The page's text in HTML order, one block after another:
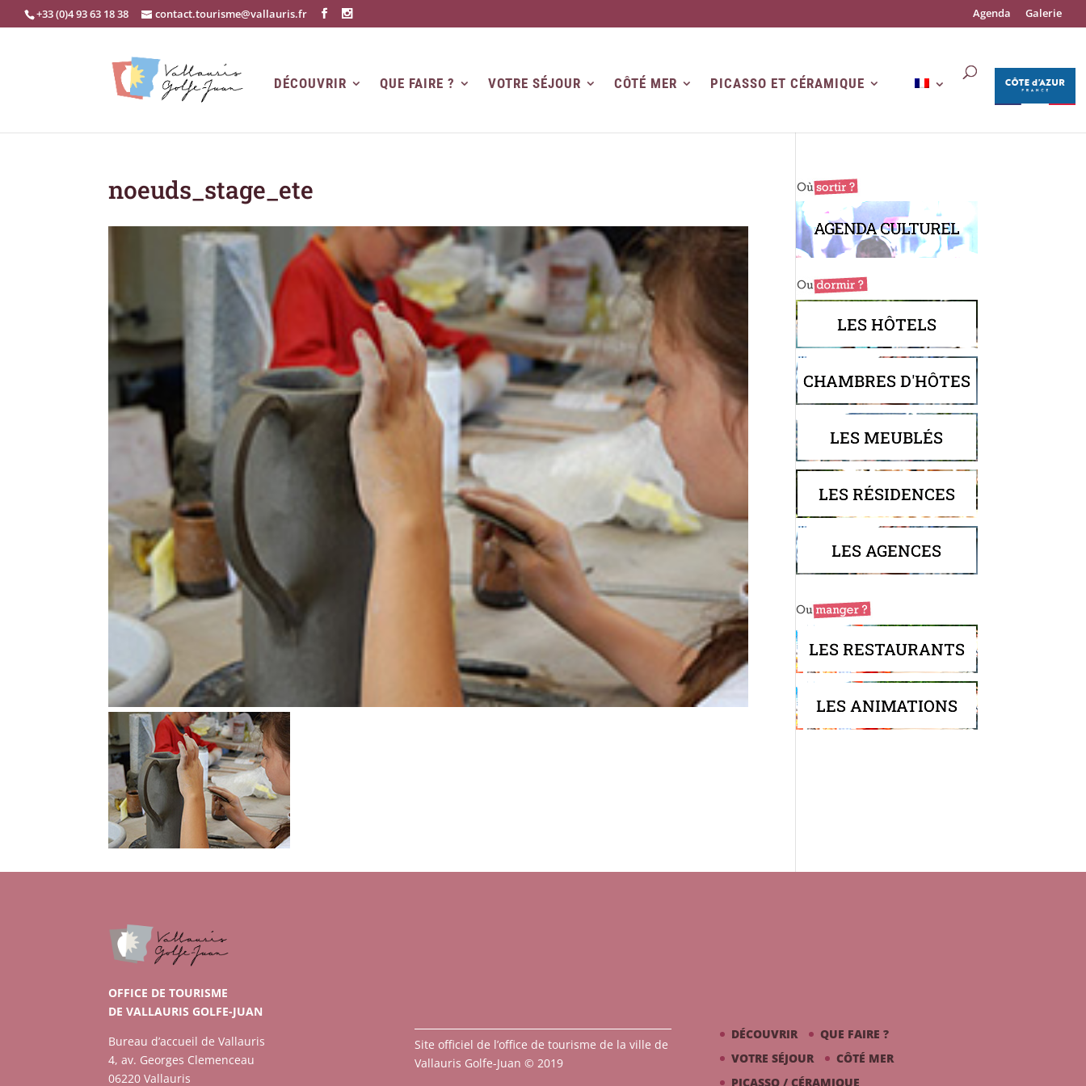
+33 (0)4 93 63 18 38 contact.tourisme@vallauris.fr Agenda Galerie
DÉCOUVRIR QUE FAIRE ? VOTRE SÉJOUR CÔTÉ MER PICASSO ET CÉRAMIQUE
noeuds_stage_ete
AGENDA CULTUREL
LES HÔTELS
CHAMBRES D'HÔTES
LES MEUBLÉS
LES RÉSIDENCES
LES AGENCES
LES RESTAURANTS
LES ANIMATIONS
OFFICE DE TOURISME
DE VALLAURIS GOLFE-JUAN
Bureau d’accueil de Vallauris
4, av. Georges Clemenceau
06220 Vallauris
Site officiel de l’office de tourisme de la ville de
Vallauris Golfe-Juan © 2019
DÉCOUVRIR
QUE FAIRE ?
VOTRE SÉJOUR
CÔTÉ MER
PICASSO / CÉRAMIQUE